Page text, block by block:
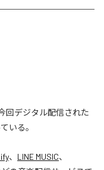
回デジタル配信された
いる。
、 LINE MUSIC、